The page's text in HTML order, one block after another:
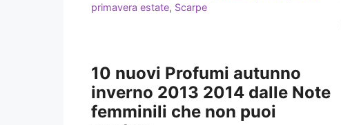
primavera estate, Scarpe
10 nuovi Profumi autunno
inverno 2013 2014 dalle Note
femminili che non puoi